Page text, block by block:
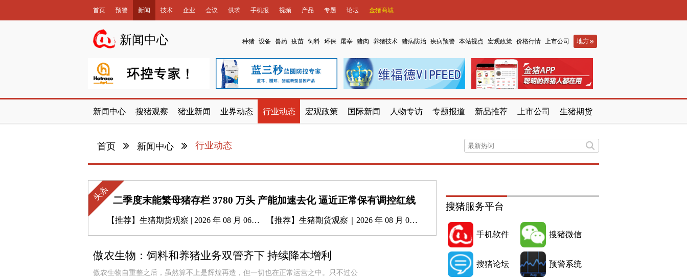
首页 预警 新闻 技术 企业 会议 供求 手机报 视频 产品 专题 论坛 金猪商城
数据库
新闻中心 种猪 设备 兽药 疫苗 饲料 环保 屠宰 猪肉 养猪技术 猪病防治 疾病预警 本站视点 宏观政策 价格行情 上市公司 地方
新闻中心 搜猪观察 猪业新闻 业界动态 行业动态 宏观政策 国际新闻 人物专访 专题报道 新品推荐 上市公司 生猪期货
首页 新闻中心 行业动态
头条 二季度末能繁母猪存栏 3780 万头 产能加速去化 逼近正常保有调控红线
【推荐】 生猪期货观察 | 2026 年 08 月 06 日 【推荐】 生猪期货观察｜2026 年 08 月 05 日
傲农生物：饲料和养猪业务双管齐下 持续降本增利
傲农生物自重整之后，虽然算不上是辉煌再造，但一切也在正常运营之中。只不过公
搜猪服务平台
手机软件 搜猪微信
搜猪论坛 预警系统